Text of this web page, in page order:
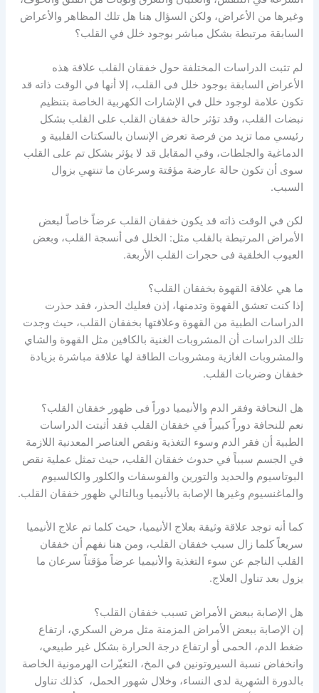
وغيرها من الأعراض، ولكن السؤال هنا هل تلك المظاهر والأعراض
السابقة مرتبطة بشكل مباشر بوجود خلل في القلب؟
لم تثبت الدراسات المختلفة حول خفقان القلب علاقة هذه
الأعراض السابقة بوجود خلل فى القلب، إلا أنها في الوقت ذاته قد
تكون علامة لوجود خلل في الإشارات الكهربية الخاصة بتنظيم
نبضات القلب، وقد تؤثر حالة خفقان القلب على القلب بشكل
رئيسي مما تزيد من فرصة تعرض الإنسان بالسكتات القلبية و
الدماغية والجلطات، وفي المقابل قد لا يؤثر بشكل تم على القلب
سوى أن تكون حالة عارضة مؤقتة وسرعان ما تنتهي بزوال
السبب.
لكن في الوقت ذاته قد يكون خفقان القلب عرضاً خاصاً لبعض
الأمراض المرتبطة بالقلب مثل: الخلل فى أنسجة القلب، وبعض
العيوب الخلقية فى حجرات القلب الأربعة.
ما هي علاقة القهوة بخفقان القلب؟
إذا كنت تعشق القهوة وتدمنها، إذن فعليك الحذر، فقد حذرت
الدراسات الطبية من القهوة وعلاقتها بخفقان القلب، حيث وجدت
تلك الدراسات أن المشروبات الغنية بالكافين مثل القهوة والشاي
والمشروبات الغازية ومشروبات الطاقة لها علاقة مباشرة بزيادة
خفقان وضربات القلب.
هل النحافة وفقر الدم والأنيميا دوراً فى ظهور خفقان القلب؟
نعم للنحافة دوراً كبيراً في خفقان القلب فقد أثبتت الدراسات
الطبية أن فقر الدم وسوء التغذية ونقص العناصر المعدنية اللازمة
في الجسم سبباً في حدوث خفقان القلب، حيث تمثل عملية نقص
البوتاسيوم والحديد والتورين والفوسفات والكلور والكالسيوم
والماغنسيوم وغيرها الإصابة بالأنيميا وبالتالي ظهور خفقان القلب.
كما أنه توجد علاقة وثيقة بعلاج الأنيميا، حيث كلما تم علاج الأنيميا
سريعاً كلما زال سبب خفقان القلب، ومن هنا نفهم أن خفقان
القلب الناجم عن سوء التغذية والأنيميا عرضاً مؤقتاً سرعان ما
يزول بعد تناول العلاج.
هل الإصابة ببعض الأمراض تسبب خفقان القلب؟
إن الإصابة ببعض الأمراض المزمنة مثل مرض السكري، ارتفاع
ضغط الدم، الحمى أو ارتفاع درجة الحرارة بشكل غير طبيعي،
وانخفاض نسبة السيروتونين في المخ، التغيّرات الهرمونية الخاصة
بالدورة الشهرية لدى النساء، وخلال شهور الحمل، كذلك تناول